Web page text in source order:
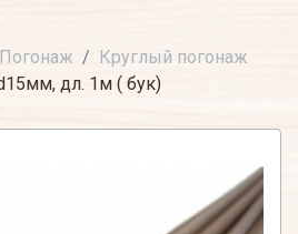
Погонаж
Круглый погонаж
дл. 1м ( бук)